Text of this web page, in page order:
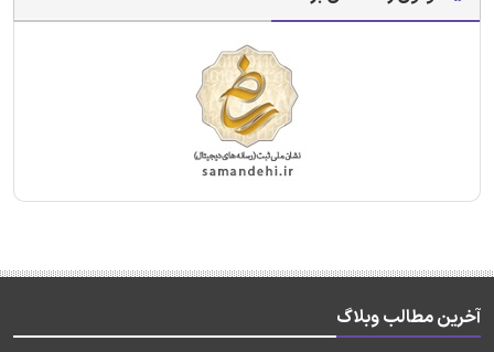
آخرین مطالب وبلاگ